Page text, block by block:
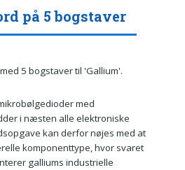
på 5 bogstaver
5 bogstaver til 'Gallium'.
med
i næsten alle elektroniske
kan derfor nøjes med at
komponenttype, hvor svaret
galliums industrielle